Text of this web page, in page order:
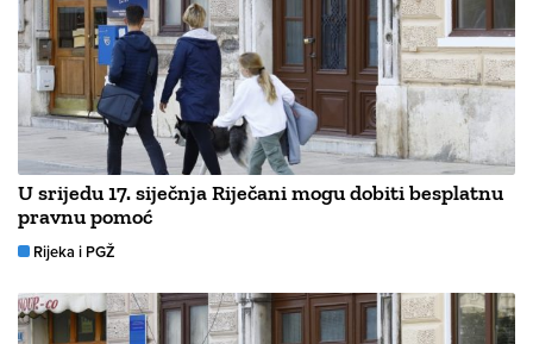
U srijedu 17. siječnja Riječani mogu dobiti besplatnu
pravnu pomoć
Rijeka i PGŽ